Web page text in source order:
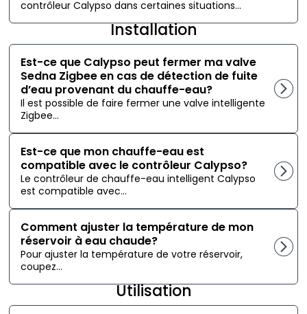
contrôleur Calypso dans certaines situations...
Installation
Est-ce que Calypso peut fermer ma valve
Sedna Zigbee en cas de détection de fuite
d’eau provenant du chauffe-eau?
Il est possible de faire fermer une valve intelligente
Zigbee...
Est-ce que mon chauffe-eau est
compatible avec le contrôleur Calypso?
Le contrôleur de chauffe-eau intelligent Calypso
est compatible avec...
Comment ajuster la température de mon
réservoir à eau chaude?
Pour ajuster la température de votre réservoir,
coupez...
Utilisation